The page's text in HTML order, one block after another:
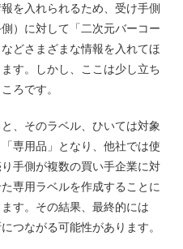
を入れられるため、受け手側
）に対して「二次元バーコー
どさまざまな情報を入れてほ
す。しかし、ここは少し立ち
ろです。
、そのラベル、ひいては対象
専用品」となり、他社では使
手側が複数の買い手企業に対
専用ラベルを作成することに
す。その結果、最終的には
つながる可能性があります。